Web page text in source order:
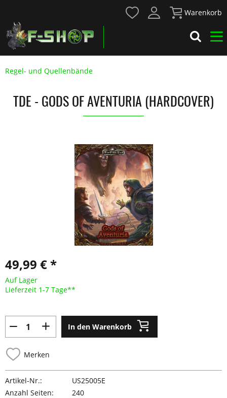
Warenkorb
Regel- und Quellenbände
TDE - GODS OF AVENTURIA (HARDCOVER)
49,99 € *
Auf Lager
Lieferzeit 1-7 Tage**
In den Warenkorb
Merken
Artikel-Nr.:
US25005E
Anzahl Seiten:
240